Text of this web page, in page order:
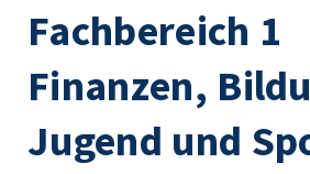
Fachbereich 1
Finanzen,
Jugend und